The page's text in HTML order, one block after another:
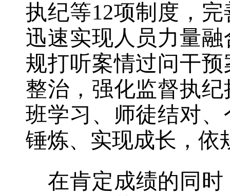
执纪等12项制度， 完
迅速实现人员力量
规打听案情过问干
整治，强化监督执
班学习、师徒结对
锤炼、实现成长，依
在肯定成绩的同